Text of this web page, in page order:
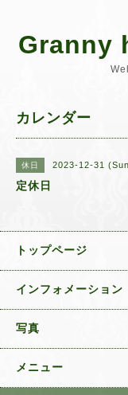
Granny
カレンダー
休日 2023-12-31
定休日
トップページ
インフォメーション
写真
メニュー